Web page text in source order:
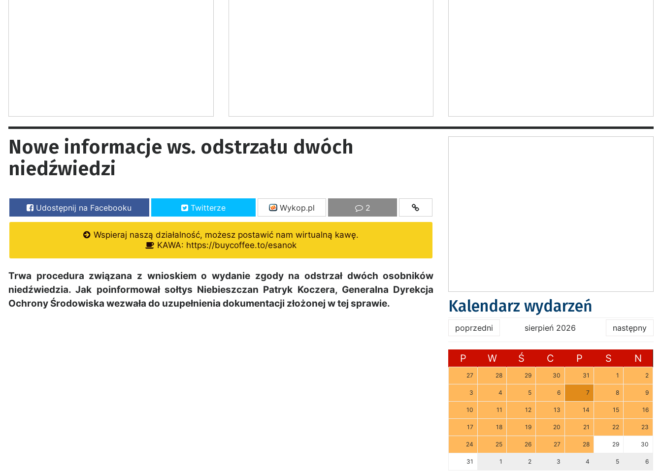
Nowe informacje ws. odstrzału dwóch
niedźwiedzi
Udostępnij na Facebooku Twitterze Wykop.pl 2
Wspieraj naszą działalność, możesz postawić nam wirtualną kawę.
KAWA: https://buycoffee.to/esanok
Trwa procedura związana z wnioskiem o wydanie zgody na odstrzał dwóch osobników
niedźwiedzia. Jak poinformował sołtys Niebieszczan Patryk Koczera, Generalna Dyrekcja
Ochrony Środowiska wezwała do uzupełnienia dokumentacji złożonej w tej sprawie. Kalendarz wydarzeń
poprzedni sierpień 2026 następny
P W Ś C P S N
27 28 29 30 31 1 2
3 4 5 6 7 8 9
10 11 12 13 14 15 16
17 18 19 20 21 22 23
24 25 26 27 28 29 30
31 1 2 3 4 5 6